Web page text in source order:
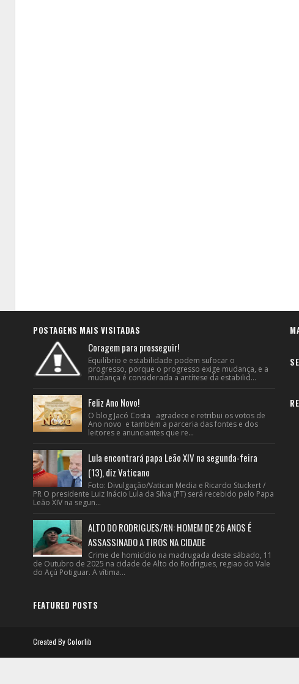
POSTAGENS MAIS VISITADAS
Coragem para prosseguir!
Equilíbrio e estabilidade podem sufocar o
progresso, porque o progresso exige mudança, e a
mudança é considerada a antítese da estabilid...
Feliz Ano Novo!
O blog Jacó Costa agradece e retribui os votos de
Ano novo e também a parceria das fontes e dos
leitores e anunciantes que re...
Lula encontrará papa Leão XIV na segunda-feira
(13), diz Vaticano
Foto: Divulgação/Vatican Media e Ricardo Stuckert /
PR O presidente Luiz Inácio Lula da Silva (PT) será recebido pelo Papa
Leão XIV na segun...
ALTO DO RODRIGUES/RN: HOMEM DE 26 ANOS É
ASSASSINADO A TIROS NA CIDADE
Crime de homicídio na madrugada deste sábado, 11
de Outubro de 2025 na cidade de Alto do Rodrigues, regiao do Vale
do Açú Potiguar. A vítima...
FEATURED POSTS
Created ByColorlib